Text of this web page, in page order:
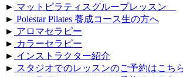
► マットピラティスグループレッスン
► Polestar Pilates 養成コース生の方へ
► アロマセラピー
► カラーセラピー
► インストラクター紹介
► スタジオでのレッスンのご予約はこち